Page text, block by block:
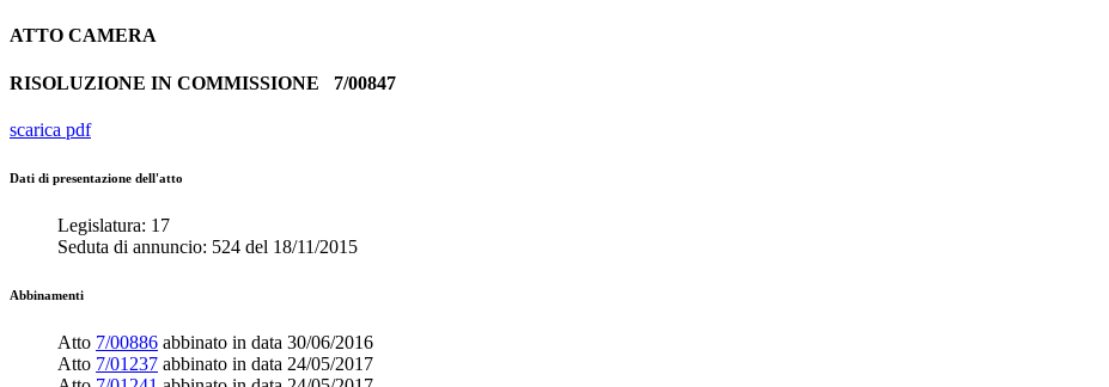
ATTO CAMERA
RISOLUZIONE IN COMMISSIONE 7/00847
scarica pdf
Dati di presentazione dell'atto
Legislatura: 17
Seduta di annuncio: 524 del 18/11/2015
Abbinamenti
Atto 7/00886 abbinato in data 30/06/2016
Atto 7/01237 abbinato in data 24/05/2017